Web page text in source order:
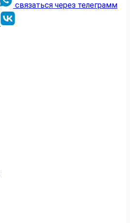
связаться через телеграмм